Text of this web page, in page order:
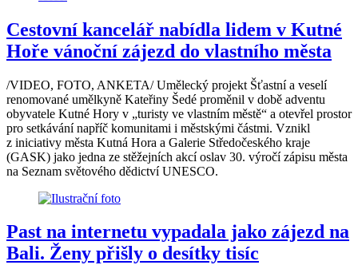
Cestovní kancelář nabídla lidem v Kutné
Hoře vánoční zájezd do vlastního města
/VIDEO, FOTO, ANKETA/ Umělecký projekt Šťastní a veselí
renomované umělkyně Kateřiny Šedé proměnil v době adventu
obyvatele Kutné Hory v „turisty ve vlastním městě“ a otevřel prostor
pro setkávání napříč komunitami i městskými částmi. Vznikl
z iniciativy města Kutná Hora a Galerie Středočeského kraje
(GASK) jako jedna ze stěžejních akcí oslav 30. výročí zápisu města
na Seznam světového dědictví UNESCO.
Past na internetu vypadala jako zájezd na
Bali. Ženy přišly o desítky tisíc